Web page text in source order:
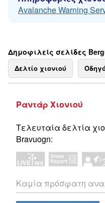
Avalanche Warning
Δημοφιλείς σελίδες
Δελτίο χιονιού
Ραντάρ Χιονιού
Τελευταία δελτία
Bravuogn:
Καμία πρόσφατη